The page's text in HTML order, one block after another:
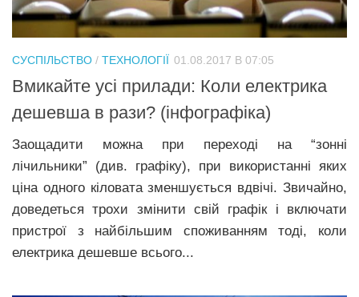
СУСПІЛЬСТВО / ТЕХНОЛОГІЇ 01.08.2017 В 07:05
Вмикайте усі прилади: Коли електрика
дешевша в рази? (інфографіка)
Заощадити можна при переході на “зонні
лічильники” (див. графіку), при використанні яких
ціна одного кіловата зменшується вдвічі. Звичайно,
доведеться трохи змінити свій графік і включати
пристрої з найбільшим споживанням тоді, коли
електрика дешевше всього...